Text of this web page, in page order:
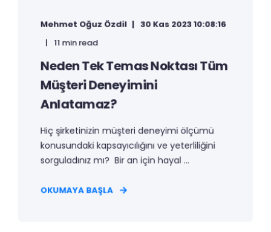
Mehmet Oğuz Özdil
30 Kas 2023 10:08:16
11 min read
Neden Tek Temas Noktası Tüm
Müşteri Deneyimini
Anlatamaz?
Hiç şirketinizin müşteri deneyimi ölçümü
konusundaki kapsayıcılığını ve yeterliliğini
sorguladınız mı? Bir an için hayal ...
OKUMAYA BAŞLA